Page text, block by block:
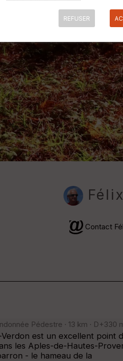
Contact
Pédestre · 13 km · D+330
est un excellent
les Aples-de-Hautes-
- le hameau de la
REFUSER